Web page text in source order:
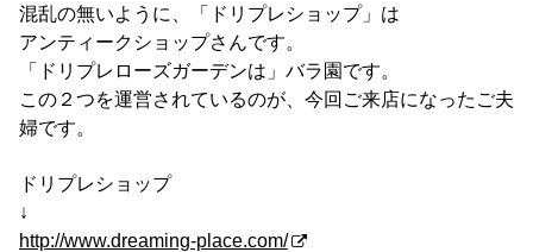
混乱の無いように、「ドリプレショップ」は
アンティークショップさんです。
「ドリプレローズガーデンは」バラ園です。
この２つを運営されているのが、今回ご来店になったご夫
婦です。
ドリプレショップ
↓
http://www.dreaming-place.com/